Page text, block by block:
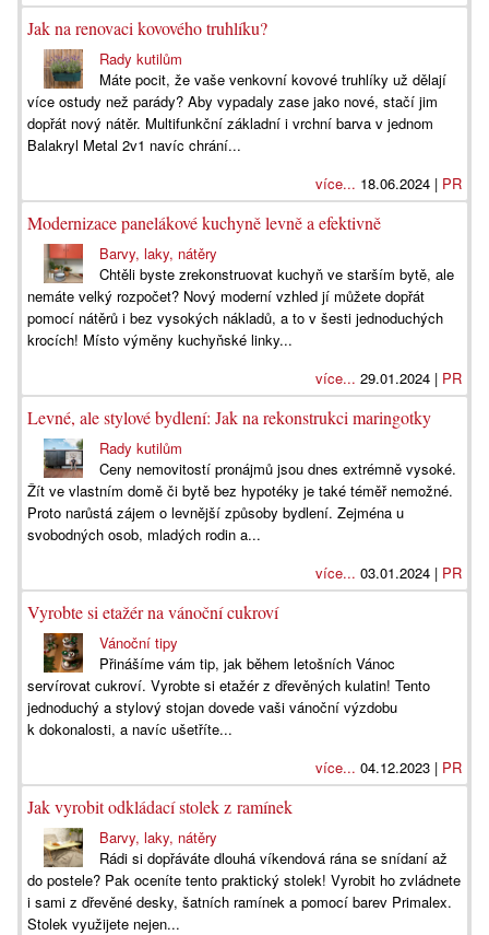
Jak na renovaci kovového truhlíku?
Rady kutilům
Máte pocit, že vaše venkovní kovové truhlíky už dělají
více ostudy než parády? Aby vypadaly zase jako nové, stačí jim
dopřát nový nátěr. Multifunkční základní i vrchní barva v jednom
Balakryl Metal 2v1 navíc chrání...
více... 18.06.2024 | PR
Modernizace panelákové kuchyně levně a efektivně
Barvy, laky, nátěry
Chtěli byste zrekonstruovat kuchyň ve starším bytě, ale
nemáte velký rozpočet? Nový moderní vzhled jí můžete dopřát
pomocí nátěrů i bez vysokých nákladů, a to v šesti jednoduchých
krocích! Místo výměny kuchyňské linky...
více... 29.01.2024 | PR
Levné, ale stylové bydlení: Jak na rekonstrukci maringotky
Rady kutilům
Ceny nemovitostí pronájmů jsou dnes extrémně vysoké.
Žít ve vlastním domě či bytě bez hypotéky je také téměř nemožné.
Proto narůstá zájem o levnější způsoby bydlení. Zejména u
svobodných osob, mladých rodin a...
více... 03.01.2024 | PR
Vyrobte si etažér na vánoční cukroví
Vánoční tipy
Přinášíme vám tip, jak během letošních Vánoc
servírovat cukroví. Vyrobte si etažér z dřevěných kulatin! Tento
jednoduchý a stylový stojan dovede vaši vánoční výzdobu
k dokonalosti, a navíc ušetříte...
více... 04.12.2023 | PR
Jak vyrobit odkládací stolek z ramínek
Barvy, laky, nátěry
Rádi si dopřáváte dlouhá víkendová rána se snídaní až
do postele? Pak oceníte tento praktický stolek! Vyrobit ho zvládnete
i sami z dřevěné desky, šatních ramínek a pomocí barev Primalex.
Stolek využijete nejen...